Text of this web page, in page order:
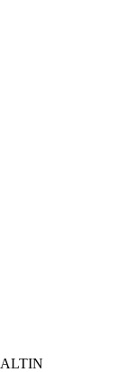
ALTIN